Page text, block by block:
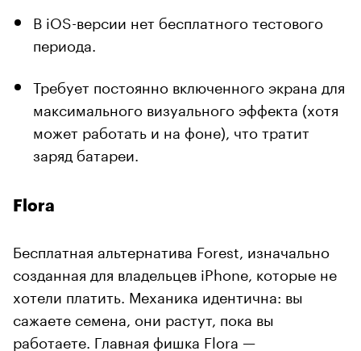
В iOS-версии нет бесплатного тестового
периода.
Требует постоянно включенного экрана для
максимального визуального эффекта (хотя
может работать и на фоне), что тратит
заряд батареи.
Flora
Бесплатная альтернатива Forest, изначально
созданная для владельцев iPhone, которые не
хотели платить. Механика идентична: вы
сажаете семена, они растут, пока вы
работаете. Главная фишка Flora —